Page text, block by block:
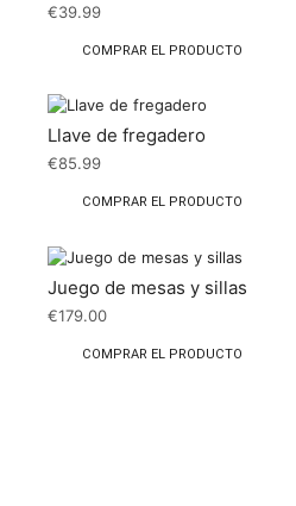
€39.99
COMPRAR EL PRODUCTO
Llave de fregadero
€85.99
COMPRAR EL PRODUCTO
Juego de mesas y sillas
€179.00
COMPRAR EL PRODUCTO